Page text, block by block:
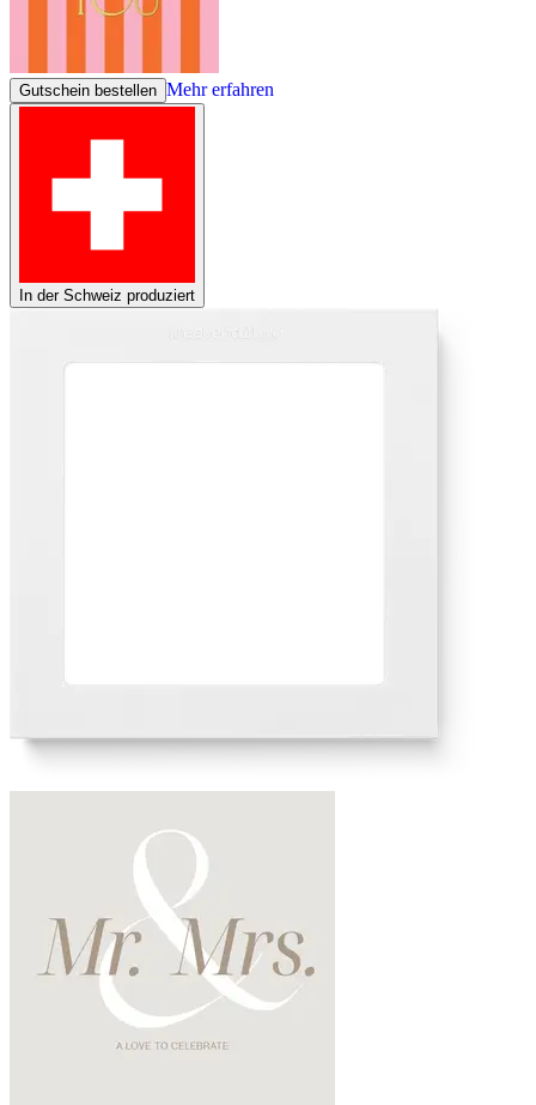
Gutschein bestellen Mehr erfahren
In der Schweiz produziert